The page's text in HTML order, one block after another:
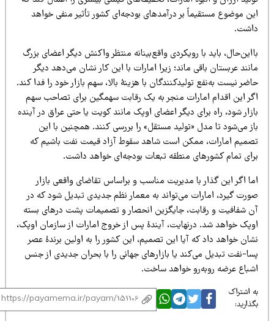
موضوع مستقیماً بر درآمدهای بودجه‌ای کشور تأثیر منفی خواهد
باید با رویکردی واقع‌بینانه منتظر واکنش دیگر اعضای بزرگ
عربستان باقی ماند؛ زیرا امارات با این کار نشان می‌دهد دیگر
نیست به‌نفع تولیدکنندگان با هزینۀ بالا، سهم بازار خود را فدا کند.
این اقدام امارات منجر به یک رقابت سهمگین برای تصاحب سهم
شود، راه برای دیگر اعضای اوپک مانند کویت یا حتی عراق در آینده
می‌شود تا مدل «تولید مستقل» را بررسی کنند. همچنین با این
امارات، ممکن است شاهد سقوط آزاد قیمت‌ نفت باشیم که
تمام کشورهای منطقه تبعات بودجه‌ای خواهد داشت.
اگر این گذار با مدیریت مناسب و براساس تقاضای واقعی بازار
گیرد، امارات می‌تواند به معمار نظم جدیدی تبدیل شود که در
شفافیت و رقابت، جایگزین انحصار و تصمیمات پشت درهای بسته
خواهد شد. درنهایت، آیندۀ پس از خروج امارات از سازمان اوپک،
خواهد داد که آیا این تصمیم، این کشور را به اولین برندۀ عصر
نفت تبدیل می‌کند یا بازارهای جهانی را با بحران جدیدی از جنس
عرضه روبه‌رو خواهد ساخت.
اشتراک